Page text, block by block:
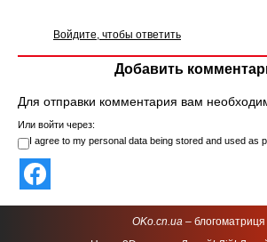
Войдите, чтобы ответить
Добавить
Для отправки комментария вам
Или войти через:
I agree to my personal data being stored and used as
OKo.cn.ua – блогоматриця